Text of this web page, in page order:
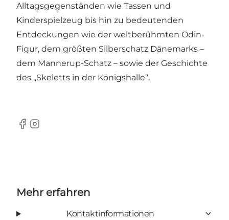
Alltagsgegenständen wie Tassen und
Kinderspielzeug bis hin zu bedeutenden
Entdeckungen wie der weltberühmten Odin-
Figur, dem größten Silberschatz Dänemarks –
dem Mannerup-Schatz – sowie der Geschichte
des „Skeletts in der Königshalle“.
Facebook
Instagram
Mehr erfahren
Kontaktinformationen